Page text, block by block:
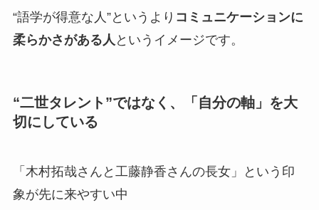
“語学が得意な人”というより コミュニケーションに
柔らかさがある人 というイメージです。
“二世タレント”ではなく、「自分の軸」を大
切にしている
「木村拓哉さんと工藤静香さんの長女」という印
象が先に来やすい中